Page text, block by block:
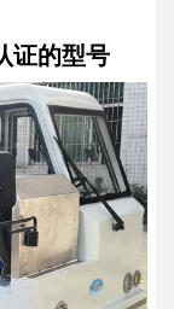
证的型号